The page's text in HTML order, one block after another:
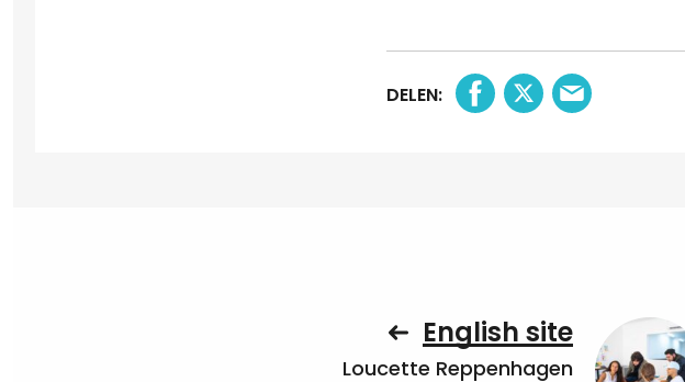
DELEN:
English site
Loucette Reppenhagen